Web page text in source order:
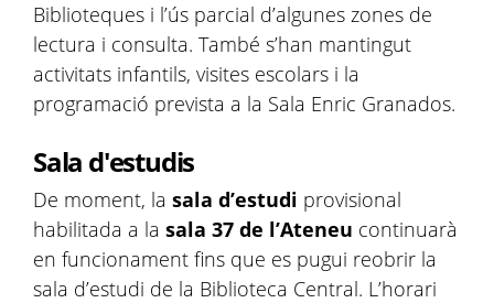
Biblioteques i l’ús parcial d’algunes zones de
lectura i consulta. També s’han mantingut
activitats infantils, visites escolars i la
programació prevista a la Sala Enric Granados.
Sala d'estudis
De moment, la sala d’estudi provisional
habilitada a la sala 37 de l’Ateneu continuarà
en funcionament fins que es pugui reobrir la
sala d’estudi de la Biblioteca Central. L’horari